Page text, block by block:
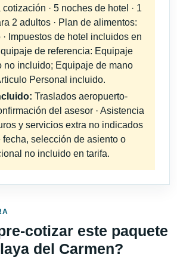
· 5 noches de hotel · 1
2 adultos · Plan de alimentos:
Impuestos de hotel incluidos en
de referencia: Equipaje
no incluido; Equipaje de mano
Personal incluido.
Traslados aeropuerto-
del asesor · Asistencia
y servicios extra no indicados
fecha, selección de asiento o
no incluido en tarifa.
cotizar este paquete
del Carmen?